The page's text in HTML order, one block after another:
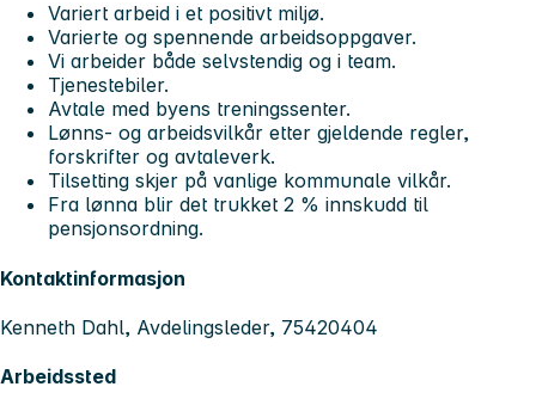
Variert arbeid i et positivt miljø.
Varierte og spennende arbeidsoppgaver.
Vi arbeider både selvstendig og i team.
Tjenestebiler.
Avtale med byens treningssenter.
Lønns- og arbeidsvilkår etter gjeldende regler,
forskrifter og avtaleverk.
Tilsetting skjer på vanlige kommunale vilkår.
Fra lønna blir det trukket 2 % innskudd til
pensjonsordning.
Kontaktinformasjon
Kenneth Dahl, Avdelingsleder, 75420404
Arbeidssted